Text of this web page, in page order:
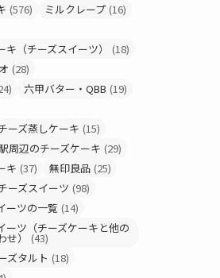
(576) ミルクレープ (16)
（チーズスイーツ）
(18)
(28)
六甲バター・QBB (19)
ーズ蒸しケーキ (15)
周辺のチーズケーキ (29)
キ (37) 無印良品 (25)
ーズスイーツ (98)
ーツの一覧 (14)
ーツ（チーズケーキと他の
）
(43)
ズタルト (18)